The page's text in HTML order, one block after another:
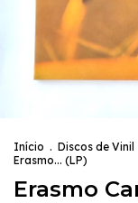
Início . Discos de Vinil
Erasmo... (LP)
Erasmo